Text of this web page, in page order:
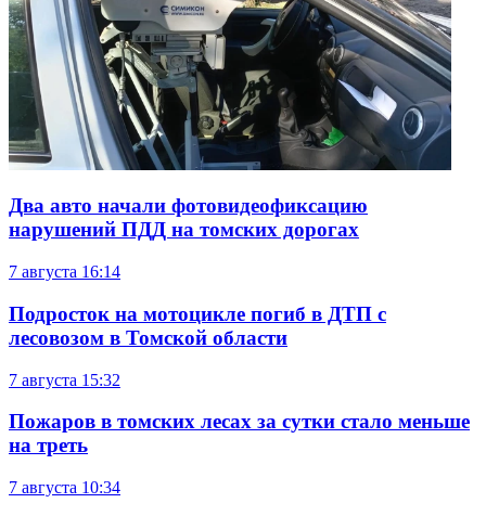
Два авто начали фотовидеофиксацию
нарушений ПДД на томских дорогах
7 августа 16:14
Подросток на мотоцикле погиб в ДТП с
лесовозом в Томской области
7 августа 15:32
Пожаров в томских лесах за сутки стало меньше
на треть
7 августа 10:34